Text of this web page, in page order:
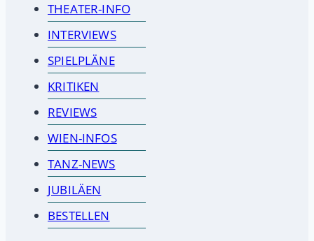
THEATER-INFO
INTERVIEWS
SPIELPLÄNE
KRITIKEN
REVIEWS
WIEN-INFOS
TANZ-NEWS
JUBILÄEN
BESTELLEN